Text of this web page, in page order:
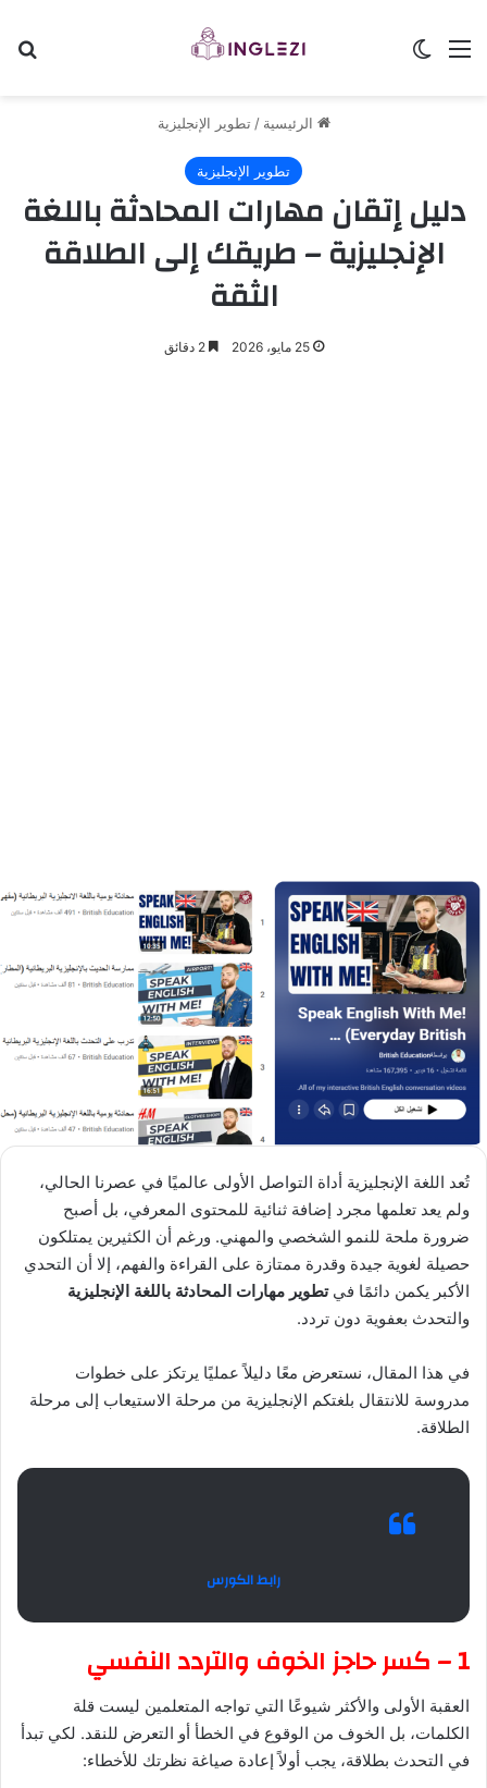
القائمة
الرئيسية / تطوير الإنجليزية
تطوير الإنجليزية
دليل إتقان مهارات المحادثة باللغة
الإنجليزية – طريقك إلى الطلاقة
الثقة
25 مايو، 2026 2 دقائق
تُعد اللغة الإنجليزية أداة التواصل الأولى عالميًا في عصرنا الحالي،
ولم يعد تعلمها مجرد إضافة ثنائية للمحتوى المعرفي، بل أصبح
ضرورة ملحة للنمو الشخصي والمهني. ورغم أن الكثيرين يمتلكون
حصيلة لغوية جيدة وقدرة ممتازة على القراءة والفهم، إلا أن التحدي
الأكبر يكمن دائمًا فيتطوير مهارات المحادثة باللغة الإنجليزية
والتحدث بعفوية دون تردد.
في هذا المقال، نستعرض معًا دليلاً عمليًا يرتكز على خطوات
مدروسة للانتقال بلغتكم الإنجليزية من مرحلة الاستيعاب إلى مرحلة
الطلاقة.
رابط الكورس
1 – كسر حاجز الخوف والتردد النفسي
العقبة الأولى والأكثر شيوعًا التي تواجه المتعلمين ليست قلة
الكلمات، بل الخوف من الوقوع في الخطأ أو التعرض للنقد. لكي تبدأ
في التحدث بطلاقة، يجب أولاً إعادة صياغة نظرتك للأخطاء: